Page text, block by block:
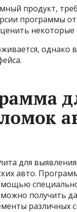
продукт,
программы
однако
для
авто.
получить
различных